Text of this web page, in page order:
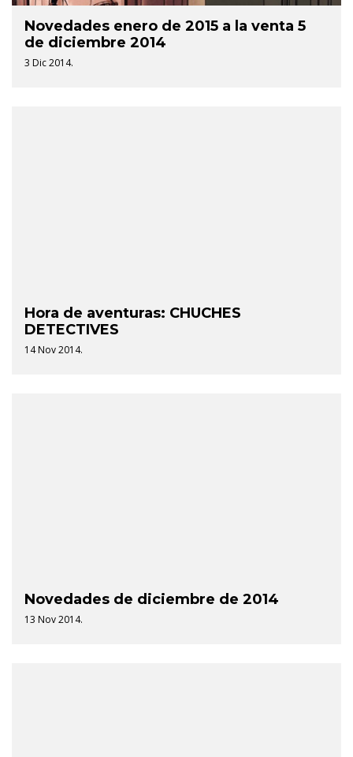
Novedades enero de 2015 a la venta 5
de diciembre 2014
3 Dic 2014.
Hora de aventuras: CHUCHES
DETECTIVES
14 Nov 2014.
Novedades de diciembre de 2014
13 Nov 2014.